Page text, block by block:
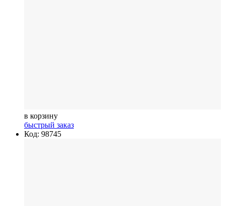
в корзину
быстрый заказ
Код: 98745